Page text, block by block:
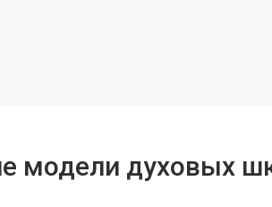
модели духовых